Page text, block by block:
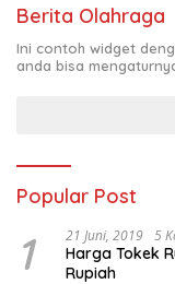
Berita Olahraga
Ini contoh widget
anda bisa
Popular Post
1 21 Juni, 2019 5
Harga Tokek
Rupiah